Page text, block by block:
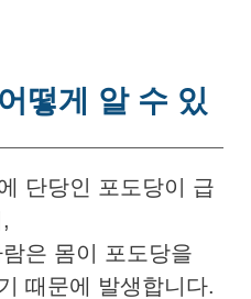
떻게 알 수 있
단당인 포도당이 급
은 몸이 포도당을
때문에 발생합니다.